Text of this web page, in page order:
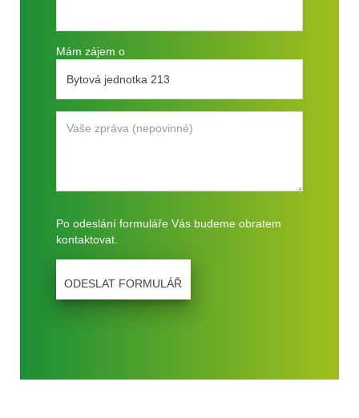
Mám zájem o
Po odeslání formuláře Vás budeme obratem
kontaktovat.